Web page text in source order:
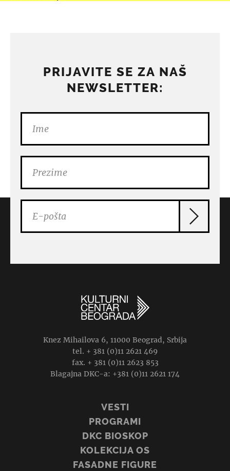
PRIJAVITE SE ZA NAŠ
NEWSLETTER:
Knez Mihailova 6, 11000 Beograd, Srbija
tel. + 381 (0)11 2621 469
fax. + 381 (0)11 2623 853
Blagajna DKC-a: +381 (0)11 2621 174
VESTI
PROGRAMI
DKC BIOSKOP
KOLEKCIJA OS
FASADNE FIGURE